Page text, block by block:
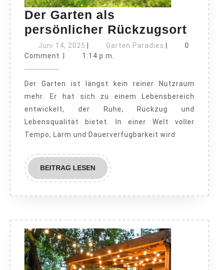
Der Garten als
persönlicher Rückzugsort
Juni 14, 2025 Juni
14,
Garten Paradies Garten
0
Comment
1:14 p.m.
Der Garten ist längst kein reiner Nutzraum
mehr. Er hat sich zu einem Lebensbereich
entwickelt, der Ruhe, Rückzug und
Lebensqualität bietet. In einer Welt voller
Tempo, Lärm und Dauerverfügbarkeit wird
BEITRAG LESENBEITRAG
LESEN